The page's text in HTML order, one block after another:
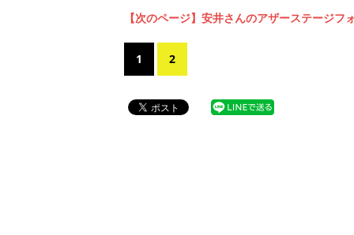
【次のページ】安井さんのアザーステージフ
1 2